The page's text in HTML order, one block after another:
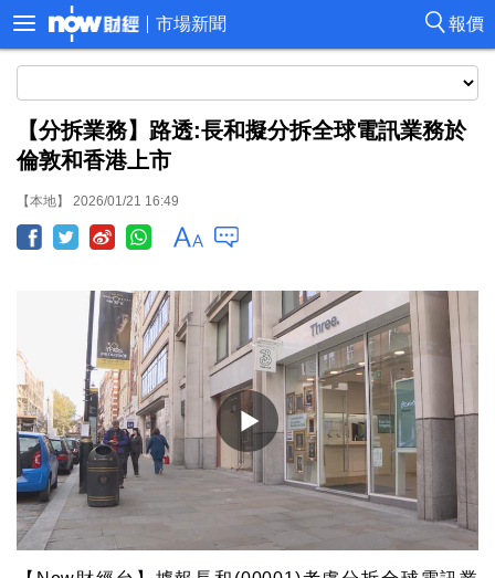
報價
市場新聞
【分拆業務】路透:長和擬分拆全球電訊業務於
倫敦和香港上市
【本地】 2026/01/21 16:49